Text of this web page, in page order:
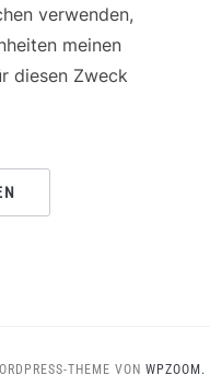
verwenden,
meinen
diesen Zweck
THEME VON WPZOOM.